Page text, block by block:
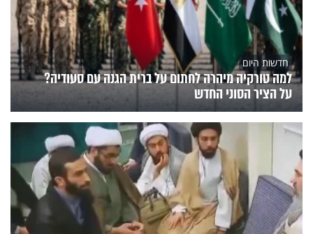
חדשות היום
למה טורקיה מיהרה לחתום על ברית הגנה עם סעודיה?
על הציר הסוני החדש